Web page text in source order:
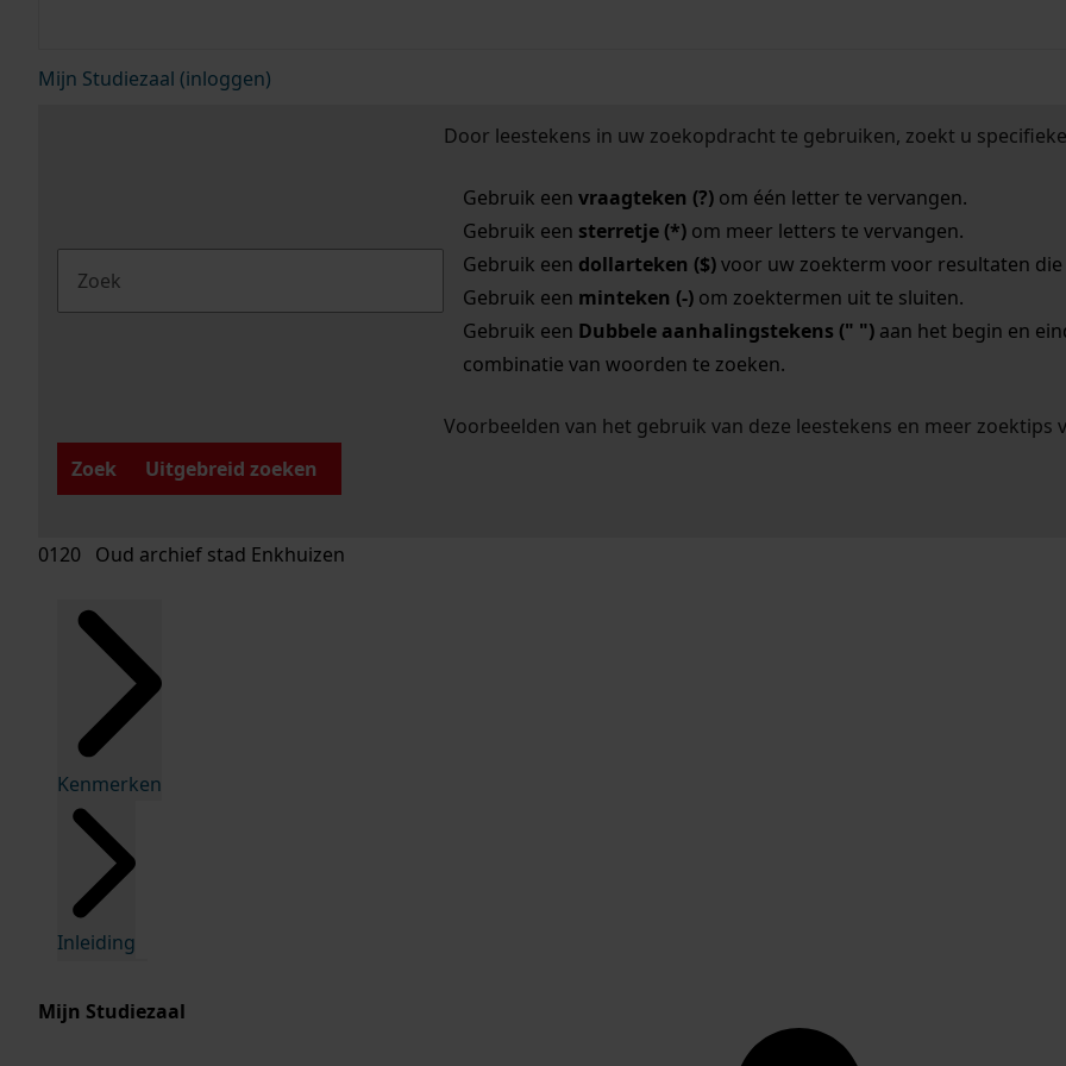
Mijn Studiezaal (inloggen)
Door leestekens in uw zoekopdracht te gebruiken, zoekt u
Gebruik een vraagteken (?)om één letter te vervangen.
Gebruik een sterretje (*)om meer letters te vervangen.
Gebruik een dollarteken ($)voor uw zoekterm voor resultaten die
Gebruik een minteken (-)om zoektermen uit te sluiten.
Gebruik een Dubbele aanhalingstekens (" ")aan het begin en
combinatie van woorden te zoeken.
Voorbeelden van het gebruik van deze leestekens en meer zoektips
Zoek
Uitgebreid zoeken
0120 Oud archief stad Enkhuizen
Kenmerken
Inleiding
Mijn Studiezaal